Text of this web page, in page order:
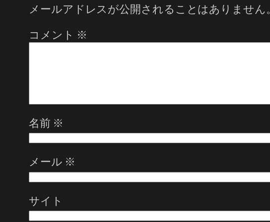
メールアドレスが公開されることはありません。
コメント ※
名前 ※
メール ※
サイト